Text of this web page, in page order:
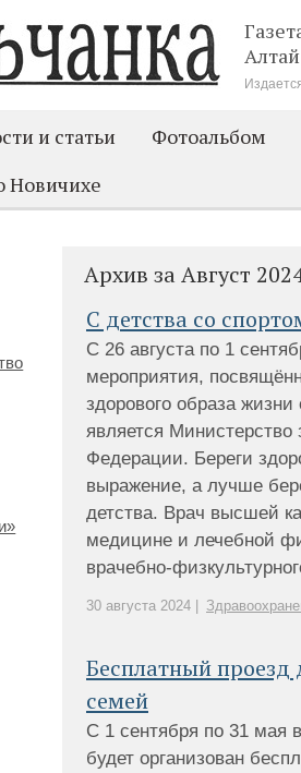
и статьи
Фотоальбом
Новичихе
Архив за Август
С детства со
С 26 августа по 1
мероприятия,
здорового образа
является Министерство
Федерации. Береги
выражение, а лучше
детства. Врач высшей
медицине и лечебной
врачебно-
30 августа 2024 |
Бесплатный проезд
семей
С 1 сентября по 31 мая
будет организован